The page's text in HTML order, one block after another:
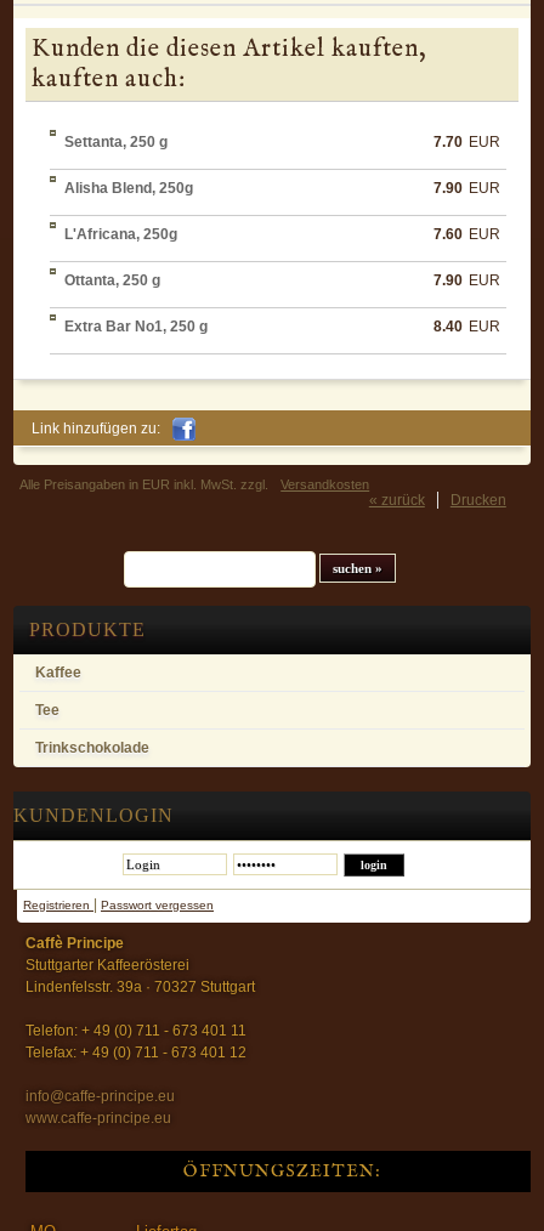
PRODUKTE
Kaffee
Tee
Trinkschokolade
KUNDENLOGIN
Registrieren Passwort vergessen
Caffè Principe
Stuttgarter Kaffeerösterei
Lindenfelsstr. 39a · 70327 Stuttgart
Telefon: + 49 (0) 711 - 673 401 11
Telefax: + 49 (0) 711 - 673 401 12
info@caffe-principe.eu
www.caffe-principe.eu
ÖFFNUNGSZEITEN:
Kunden die diesen Artikel kauften,
kauften auch:
Settanta, 250 g 7.70 EUR
Alisha Blend, 250g 7.90 EUR
L'Africana, 250g 7.60 EUR
Ottanta, 250 g 7.90 EUR
Extra Bar No1, 250 g 8.40 EUR
Link hinzufügen zu:
Alle Preisangaben in EUR inkl. MwSt. zzgl. Versandkosten
Drucken
« zurück